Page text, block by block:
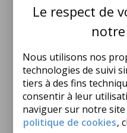
Le respect de
Nous utilisons nos
technologies de suivi
tiers à des fins
consentir à leur
naviguer sur notre
politique de cookies,
Le mobilodge comprend :
Coin cuisine équipé
Couettes et oreillers
Terrasse avec salon
Animaux Admis : Animaux :
Nombre de chambres : 2
Nombre de pièces : 2